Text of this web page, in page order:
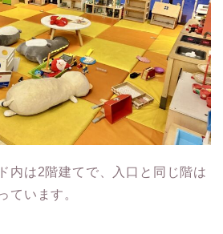
内は2階建てで、入口と同じ階は
ています。